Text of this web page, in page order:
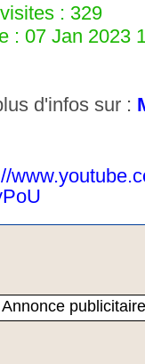
: 329
: 07 Jan 2023
d'infos sur :
Annonce